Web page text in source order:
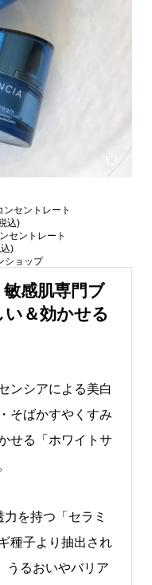
セントレート
込)
セントレート
)
ショップ
感肌専門ブ
＆効かせる
ンシアによる美白
そばかすやくすみ
せる「ホワイトサ
を持つ「セラミ
種子より抽出され
うるおいやバリア